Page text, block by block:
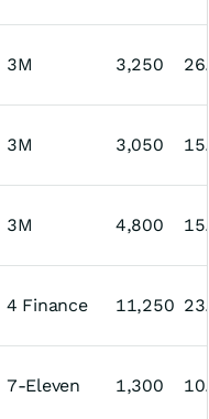
3M 3,250
3M 3,050
3M 4,800
4 Finance 11,250
7-Eleven 1,300